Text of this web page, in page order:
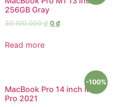
256GB Gray
30.100.000₫ 0₫
Read more
-100%
MacBook Pro 14 inch M1
Pro 2021